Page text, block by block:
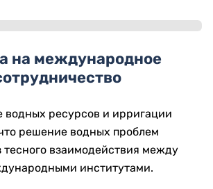
на международное
водных ресурсов и ирригации
решение водных проблем
тесного взаимодействия между
институтами.